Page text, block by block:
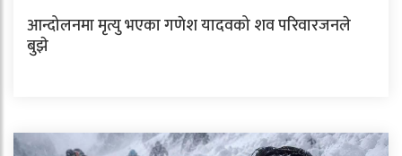
आन्दोलनमा मृत्यु भएका गणेश यादवको शव परिवारजनले
बुझे